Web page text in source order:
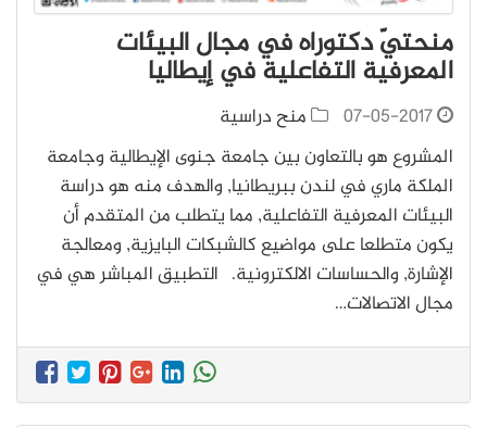
منحتيّ دكتوراه في مجال البيئات
المعرفية التفاعلية في إيطاليا
07-05-2017
منح دراسية
المشروع هو بالتعاون بين جامعة جنوى الإيطالية وجامعة
الملكة ماري في لندن ببريطانيا, والهدف منه هو دراسة
البيئات المعرفية التفاعلية, مما يتطلب من المتقدم أن
يكون متطلعا على مواضيع كالشبكات البايزية, ومعالجة
الإشارة, والحساسات الالكترونية. التطبيق المباشر هي في
مجال الاتصالات…